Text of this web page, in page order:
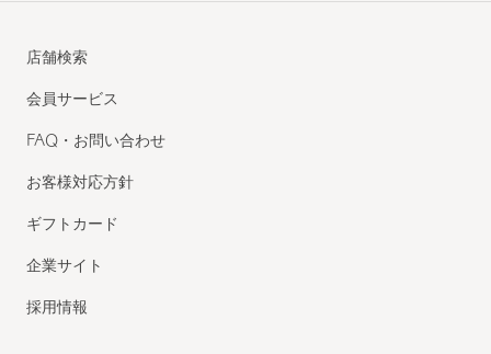
店舗検索
会員サービス
FAQ・お問い合わせ
お客様対応方針
ギフトカード
企業サイト
採用情報